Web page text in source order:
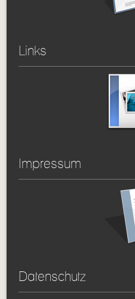
Links
Impressum
Datenschutz